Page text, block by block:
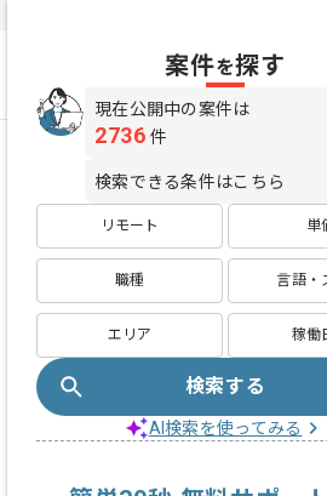
案件を探す
現在公開中の案件は
2736 件
検索できる条件はこちら
リモート 単
職種 言語・
エリア 稼働
検索する
AI検索を使ってみる